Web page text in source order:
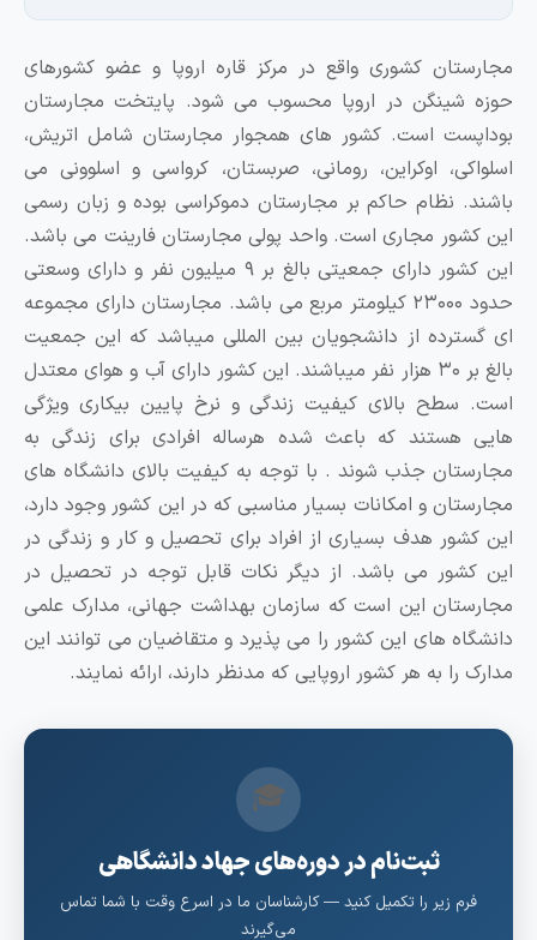
کشوری واقع در مرکز قاره اروپا و عضو کشورهای
شینگن در اروپا محسوب می‌ شود. پایتخت مجارستان
است. کشور های همجوار مجارستان شامل اتریش،
اوکراین، رومانی، صربستان، کرواسی و اسلوونی می
نظام حاکم بر مجارستان دموکراسی بوده و زبان رسمی
مجاری است. واحد پولی مجارستان فارینت می باشد.
این کشور دارای جمعیتی بالغ بر ۹ میلیون نفر و دارای وسعتی
حدود ۲۳۰۰۰ کیلومتر مربع می باشد. مجارستان دارای مجموعه
از دانشجویان بین المللی میباشد که این جمعیت
بالغ بر ۳۰ هزار نفر میباشند. این کشور دارای آب و هوای معتدل
بالای کیفیت زندگی و نرخ پایین بیکاری ویژگی
هستند که باعث شده هرساله افرادی برای زندگی به
جذب شوند . با توجه به کیفیت بالای دانشگاه های
و امکانات بسیار مناسبی که در این کشور وجود دارد،
هدف بسیاری از افراد برای تحصیل و کار و زندگی در
می باشد. از دیگر نکات قابل توجه در تحصیل در
این است که سازمان بهداشت جهانی، مدارک علمی
های این کشور را می پذیرد و متقاضیان می توانند این
را به هر کشور اروپایی که مدنظر دارند، ارائه نمایند.
ثبت‌نام در دوره‌های جهاد دانشگاهی
زیر را تکمیل کنید — کارشناسان ما در اسرع وقت با شما تماس